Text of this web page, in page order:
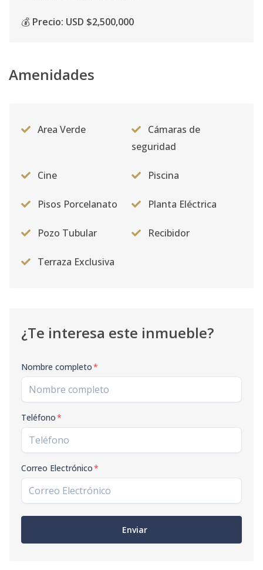
💰 Precio: USD $2,500,000
Amenidades
Area Verde
Cámaras de
seguridad
Cine Piscina
Pisos Porcelanato Planta Eléctrica
Pozo Tubular Recibidor
Terraza Exclusiva
¿Te interesa este inmueble?
Nombre completo*
Teléfono*
Correo Electrónico*
Enviar